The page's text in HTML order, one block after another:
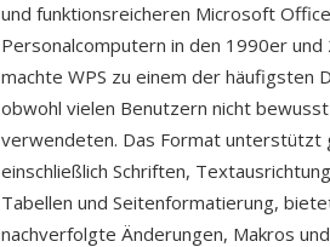
und funktionsreicheren Microsoft
Personalcomputern in den 1990er
machte WPS zu einem der häufigsten
obwohl vielen Benutzern nicht
verwendeten. Das Format unterstützt
einschließlich Schriften,
Tabellen und Seitenformatierung,
nachverfolgte Änderungen, Makros